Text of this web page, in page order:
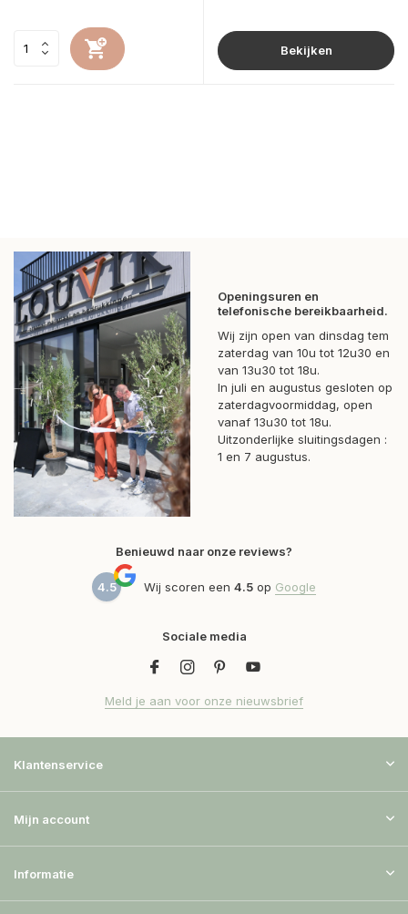
Bekijken
Openingsuren en
telefonische bereikbaarheid.
Wij zijn open van dinsdag tem
zaterdag van 10u tot 12u30 en
van 13u30 tot 18u.
In juli en augustus gesloten op
zaterdagvoormiddag, open
vanaf 13u30 tot 18u.
Uitzonderlijke sluitingsdagen :
1 en 7 augustus.
Benieuwd naar onze reviews?
4.5 Wij scoren een 4.5 op Google
Sociale media
Meld je aan voor onze nieuwsbrief
Klantenservice
Mijn account
Informatie